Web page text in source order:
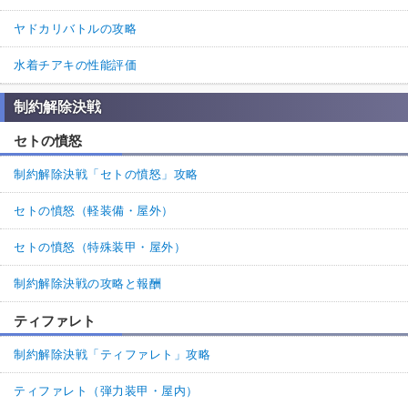
ヤドカリバトルの攻略
水着チアキの性能評価
制約解除決戦
セトの憤怒
制約解除決戦「セトの憤怒」攻略
セトの憤怒（軽装備・屋外）
セトの憤怒（特殊装甲・屋外）
制約解除決戦の攻略と報酬
ティファレト
制約解除決戦「ティファレト」攻略
ティファレト（弾力装甲・屋内）